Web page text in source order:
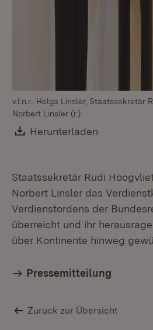
v.l.n.r.: Helga Linsler, Staatssekretär
Norbert Linsler (r.)
Download:
Herunterladen
Staatssekretär Rudi
Norbert Linsler das
Verdienstordens der
überreicht und ihr
über Kontinente hinweg
Pressemitteilung
Zurück zur Übersicht